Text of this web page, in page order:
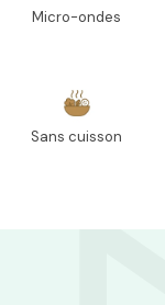
Micro-ondes
Sans cuisson